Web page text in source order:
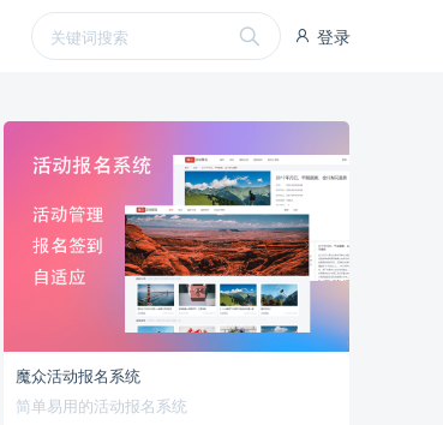
登录
魔众活动报名系统
简单易用的活动报名系统